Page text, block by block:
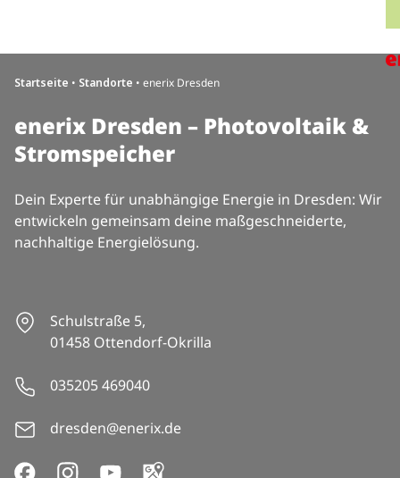
Startseite • Standorte • enerix Dresden
enerix Dresden – Photovoltaik &
Stromspeicher
Dein Experte für unabhängige Energie in Dresden: Wir
entwickeln gemeinsam deine maßgeschneiderte,
nachhaltige Energielösung.
Schulstraße 5,
01458 Ottendorf-Okrilla
035205 469040
dresden@enerix.de